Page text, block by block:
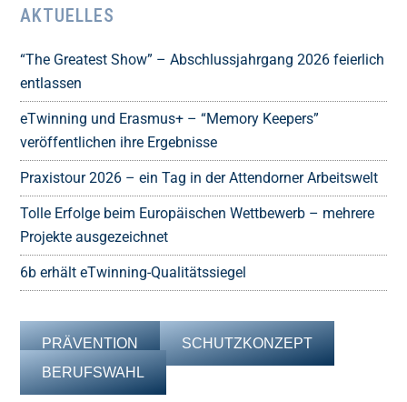
AKTUELLES
“The Greatest Show” – Abschlussjahrgang 2026 feierlich
entlassen
eTwinning und Erasmus+ – “Memory Keepers”
veröffentlichen ihre Ergebnisse
Praxistour 2026 – ein Tag in der Attendorner Arbeitswelt
Tolle Erfolge beim Europäischen Wettbewerb – mehrere
Projekte ausgezeichnet
6b erhält eTwinning-Qualitätssiegel
PRÄVENTION
SCHUTZKONZEPT
BERUFSWAHL